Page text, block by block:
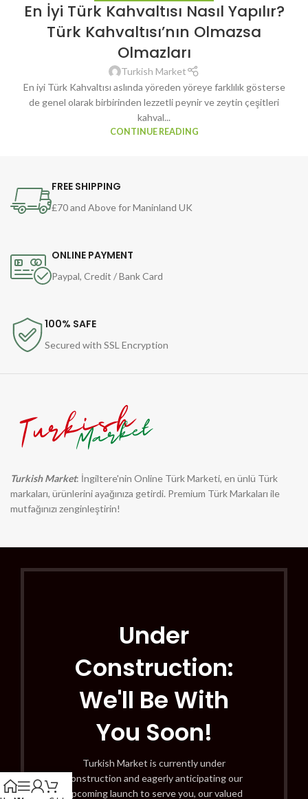
En İyi Türk Kahvaltısı Nasıl Yapılır?
Türk Kahvaltısı’nın Olmazsa
Olmazları
Turkish Market
En iyi Türk Kahvaltısı aslında yöreden yöreye farklılık gösterse
de genel olarak birbirinden lezzetli peynir ve zeytin çeşitleri
kahval...
CONTINUE READING
FREE SHIPPING
£70 and Above for Maninland UK
ONLINE PAYMENT
Paypal, Credit / Bank Card
100% SAFE
Secured with SSL Encryption
Turkish Market: İngiltere'nin Online Türk Marketi, en ünlü Türk
markaları, ürünlerini ayağınıza getirdi. Premium Türk Markaları ile
mutfağınızı zenginleştirin!
Under
Construction:
We'll Be With
You Soon!
Turkish Market is currently under
construction and eagerly anticipating our
upcoming launch to serve you, our valued